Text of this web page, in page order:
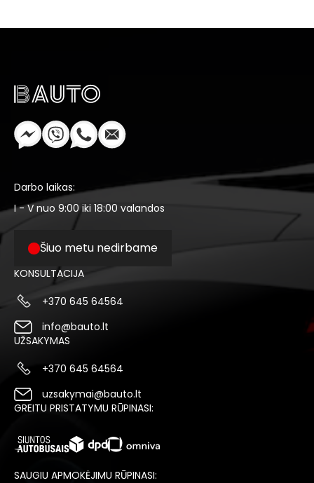
Darbo laikas:
I - V nuo 9:00 iki 18:00 valandos
Šiuo metu nedirbame
KONSULTACIJA
+370 645 64564
info@bauto.lt
UŽSAKYMAS
+370 645 64564
uzsakymai@bauto.lt
GREITU PRISTATYMU RŪPINASI:
SAUGIU APMOKĖJIMU RŪPINASI: